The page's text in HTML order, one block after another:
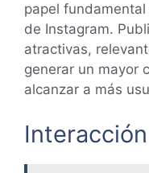
papel
de Instagram.
atractivas,
generar un mayor
alcanzar a más